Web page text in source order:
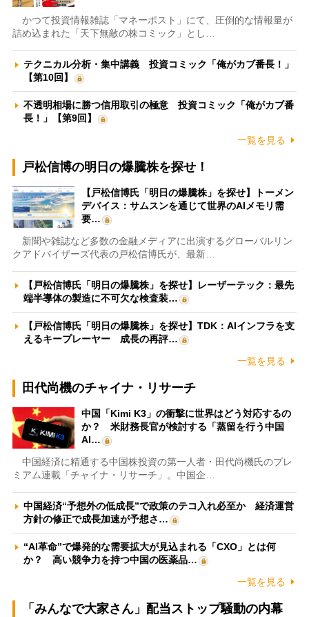
かつて投資情報雑誌「マネーポスト」にて、圧倒的な情報量が
詰め込まれた「天下無敵の株コミック」とし…
テクニカル分析・集中講義 投資コミック「俺がカブ番長！」
【第10回】
不透明相場に勝つ信用取引の極意 投資コミック「俺がカブ番
長！」【第9回】
一覧を見る
戸松信博の明日の爆騰株を探せ！
【戸松信博氏「明日の爆騰株」を探せ】トーメン
デバイス：サムスンを通じて世界のAIメモリ需
要…
新聞や雑誌など多数の金融メディアに出演するグローバルリン
クアドバイザーズ代表の戸松信博氏が、最新…
【戸松信博氏「明日の爆騰株」を探せ】レーザーテック：最先
端半導体の製造に不可欠な検査装…
【戸松信博氏「明日の爆騰株」を探せ】TDK：AIインフラを支
えるキープレーヤー 成長の再評…
一覧を見る
田代尚機のチャイナ・リサーチ
中国「Kimi K3」の衝撃に世界はどう対応するの
か？ 米財務長官が検討する「蒸留を行う中国
AI…
中国経済に精通する中国株投資の第一人者・田代尚機氏のプレ
ミアム連載「チャイナ・リサーチ」。中国企…
中国経済“予想外の低成長”で政策のテコ入れ必至か 経済運営
方針の修正で成長加速が予想さ…
“AI革命”で爆発的な需要拡大が見込まれる「CXO」とは何
か？ 高い競争力を持つ中国の医薬品…
一覧を見る
「みんなで大家さん」配当ストップ騒動の内幕